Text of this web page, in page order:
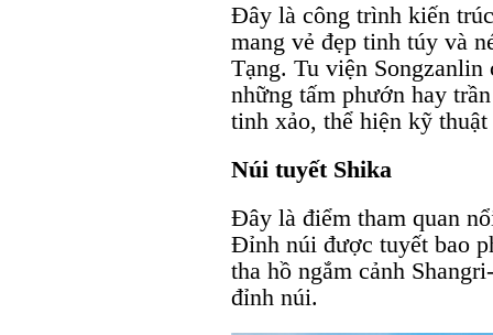
Đây là công trình kiến
mang vẻ đẹp tinh túy và
Tạng. Tu viện
những tấm phướn hay
tinh xảo, thể hiện kỹ
Núi tuyết Shika
Đây là điểm tham quan
Đỉnh núi được tuyết bao
tha hồ ngắm cảnh
đỉnh núi.